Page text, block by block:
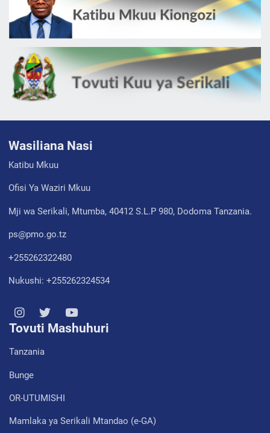
Wasiliana Nasi
Katibu Mkuu
Ofisi Ya Waziri Mkuu
Mji wa Serikali, Mtumba, 40412 S.L.P 980, Dodoma Tanzania.
ps@pmo.go.tz
+255262322480
Nukushi: +255262324534
Tovuti Mashuhuri
Tanzania
Bunge
OR-UTUMISHI
Mamlaka ya Serikali Mtandao (e-GA)